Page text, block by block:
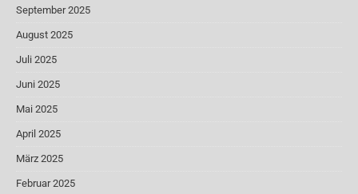
September 2025
August 2025
Juli 2025
Juni 2025
Mai 2025
April 2025
März 2025
Februar 2025